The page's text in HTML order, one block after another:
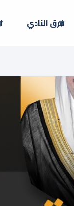
فرق النادي